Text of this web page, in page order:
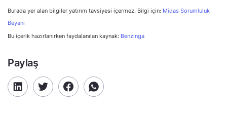
Burada yer alan bilgiler yatırım tavsiyesi içermez. Bilgi için: Midas Sorumluluk
Beyanı
Bu içerik hazırlanırken faydalanılan kaynak: Benzinga
Paylaş